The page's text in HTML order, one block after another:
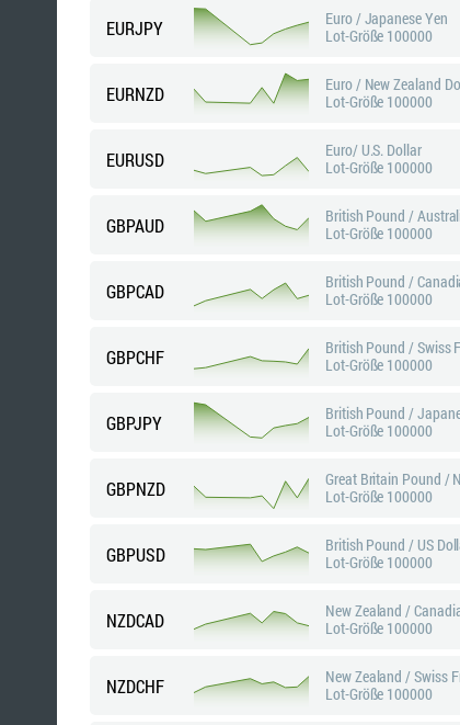
EURJPY
Euro / Japanese Yen
Lot-Größe 100000
EURNZD
Euro / New Zealand
Lot-Größe 100000
EURUSD
Euro/ U.S. Dollar
Lot-Größe 100000
GBPAUD
British Pound /
Lot-Größe 100000
GBPCAD
British Pound /
Lot-Größe 100000
GBPCHF
British Pound / Swiss
Lot-Größe 100000
GBPJPY
British Pound /
Lot-Größe 100000
GBPNZD
Great Britain Pound /
Lot-Größe 100000
GBPUSD
British Pound / US
Lot-Größe 100000
NZDCAD
New Zealand /
Lot-Größe 100000
NZDCHF
New Zealand / Swiss
Lot-Größe 100000